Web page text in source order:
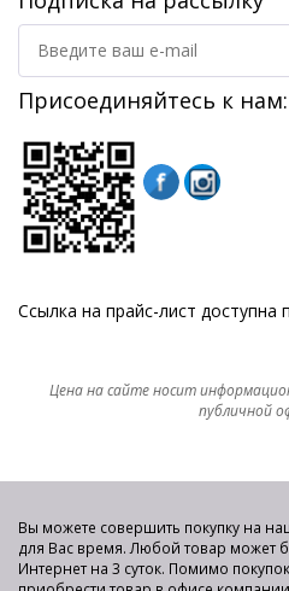
Присоединяйтесь к нам:
Ссылка на прайс-лист доступна
Цена на сайте носит
публичной
Вы можете совершить покупку на
для Вас время. Любой товар может
Интернет на 3 суток. Помимо